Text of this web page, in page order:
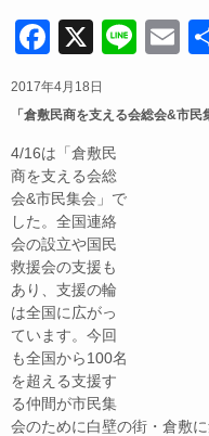
F
a
c
e
b
o
o
k
X
Li
e
E
2017年4月18日
「倉敷民商を支える会総会&市民
4/16は 「倉敷民
商を支える会総
会&市民集会」で
した。全国連絡
会の設立や国民
救援会の支援も
あり、支援の輪
は全国に広がっ
ています。今回
も全国から100名
を超える支援す
る仲間が市民集
会のために白壁の街・倉敷